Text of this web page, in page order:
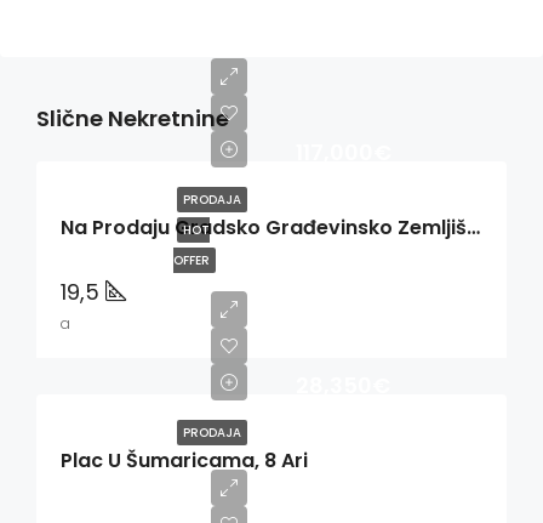
Slične Nekretnine
PRODAJA
HOT
OFFER
Na Prodaju Gradsko Građevinsko Zemljište Na Zlatiboru
19,5
a
PRODAJA
Plac U Šumaricama, 8 Ari